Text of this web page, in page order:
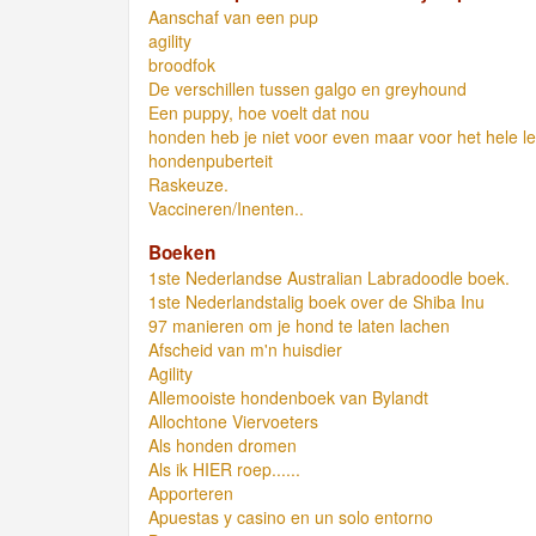
Aanschaf van een pup
agility
broodfok
De verschillen tussen galgo en greyhound
Een puppy, hoe voelt dat nou
honden heb je niet voor even maar voor het hele
hondenpuberteit
Raskeuze.
Vaccineren/Inenten..
Boeken
1ste Nederlandse Australian Labradoodle boek.
1ste Nederlandstalig boek over de Shiba Inu
97 manieren om je hond te laten lachen
Afscheid van m'n huisdier
Agility
Allemooiste hondenboek van Bylandt
Allochtone Viervoeters
Als honden dromen
Als ik HIER roep......
Apporteren
Apuestas y casino en un solo entorno